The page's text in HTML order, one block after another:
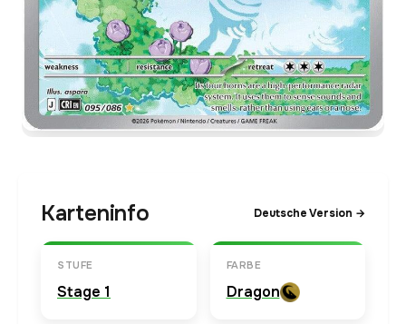
Karteninfo Deutsche Version →
STUFE
Stage 1
FARBE
Dragon